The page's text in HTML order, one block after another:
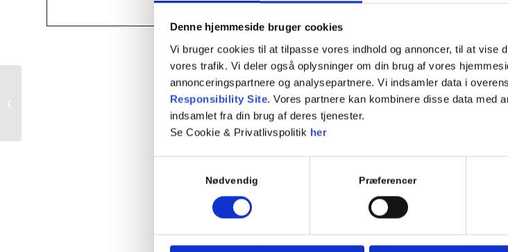
Denne hjemmeside bruger cookies
Vi bruger cookies til at tilpasse vores indhold og annoncer, til at vise
vores trafik. Vi deler også oplysninger om din brug af vores
annonceringspartnere og analysepartnere. Vi indsamler data i
Responsibility Site. Vores partnere kan kombinere disse data med
indsamlet fra din brug af deres tjenester.
Se Cookie & Privatlivspolitik her
Nødvendig Præferencer
7.15 Rundkørsel
Repetition af tidligere
Evaluerende emneprøve
Tilføj til kalender